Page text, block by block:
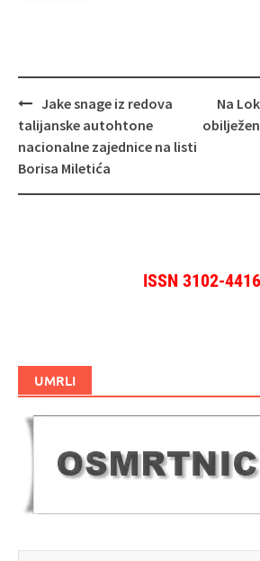
Navigacija
objava
Jake snage iz redova
talijanske autohtone
nacionalne zajednice na listi
Borisa Miletića
Na
ISSN 3102-4416
UMRLI